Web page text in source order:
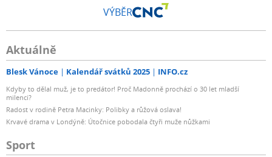
VÝBĚR
Aktuálně
Blesk Vánoce Kalendář svátků 2025 INFO.cz
Kdyby to dělal muž, je to predátor! Proč Madonně prochází o 30 let mladší
milenci?
Radost v rodině Petra Macinky: Polibky a růžová oslava!
Krvavé drama v Londýně: Útočnice pobodala čtyři muže nůžkami
Sport